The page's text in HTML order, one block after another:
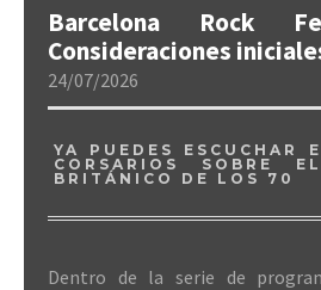
Barcelona Rock
Consideraciones
24/07/2026
YA PUEDES ESCUCHAR
CORSARIOS SOBRE
BRITÁNICO DE LOS 70
Dentro de la serie de